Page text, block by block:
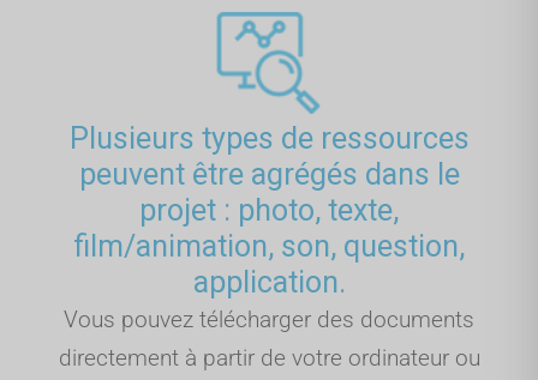
Plusieurs types de ressources
peuvent être agrégés dans le
projet : photo, texte,
film/animation, son, question,
application.
Vous pouvez télécharger des documents
directement à partir de votre ordinateur ou